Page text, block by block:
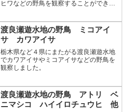
ヒワなどの野鳥を観察することができま
渡良瀬遊水地の野鳥 ミコアイ
サ カワアイサ
栃木県など４県にまたがる渡良瀬遊水地
でカワアイサやミコアイサなどの野鳥を
観察しました。
渡良瀬遊水地の野鳥 アトリ ベ
ニマシコ ハイイロチュウヒ 他